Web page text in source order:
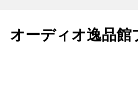
テ
ン
オーディオ逸品館